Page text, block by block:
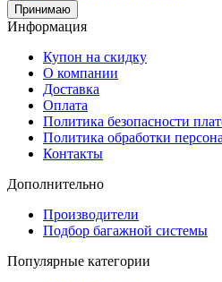
Принимаю
Информация
Купон на скидку
О компании
Доставка
Оплата
Политика безопасности
Политика обработки
Контакты
Дополнительно
Производители
Подбор багажной системы
Популярные категории